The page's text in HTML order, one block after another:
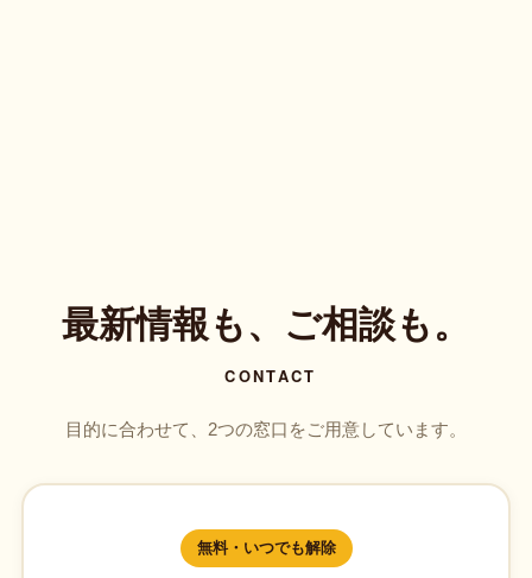
最新情報も、ご相談も。
CONTACT
目的に合わせて、2つの窓口をご用意しています。
無料・いつでも解除